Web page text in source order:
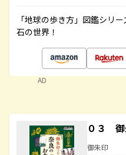
「地球の歩き方」図鑑シリ
石の世界！
AD
０３ 御
御朱印